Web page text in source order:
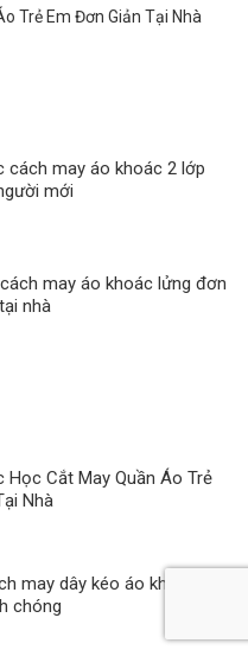
Trẻ Em Đơn Giản Tại Nhà
cách may áo khoác 2 lớp
mới
may áo khoác lửng đơn
nhà
Học Cắt May Quần Áo Trẻ
Nhà
may dây kéo áo khoác
chóng